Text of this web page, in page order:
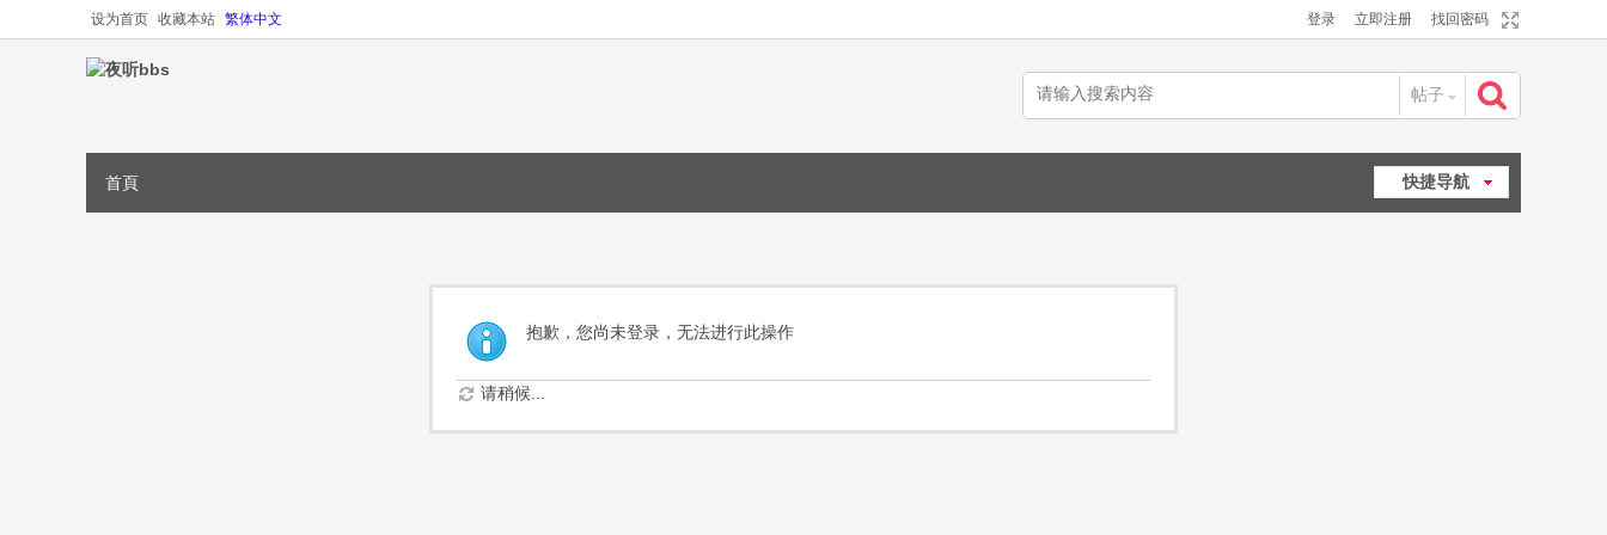
设为首页 收藏本站 繁体中文 登录 立即注册 找回密码
帖子
快捷导航
首頁
抱歉，您尚未登录，无法进行此操作
请稍候...